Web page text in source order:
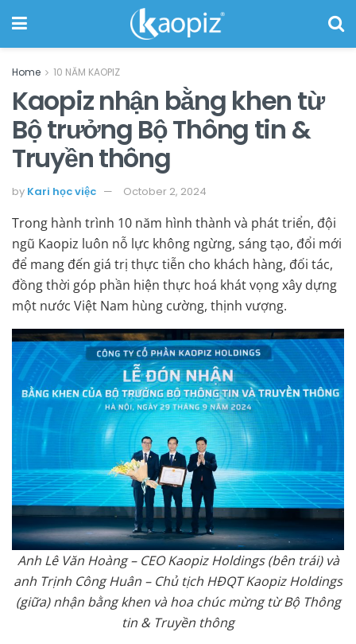
Home 10 NĂM KAOPIZ
Kaopiz nhận bằng khen từ
Bộ trưởng Bộ Thông tin &
Truyền thông
by Kari học việc October 2, 2024
Trong hành trình 10 năm hình thành và phát triển, đội
ngũ Kaopiz luôn nỗ lực không ngừng, sáng tạo, đổi mới
để mang đến giá trị thực tiễn cho khách hàng, đối tác,
đồng thời góp phần hiện thực hoá khát vọng xây dựng
một nước Việt Nam hùng cường, thịnh vượng.
Anh Lê Văn Hoàng – CEO Kaopiz Holdings (bên trái) và
anh Trịnh Công Huân – Chủ tịch HĐQT Kaopiz Holdings
(giữa) nhận bằng khen và hoa chúc mừng từ Bộ Thông
tin & Truyền thông